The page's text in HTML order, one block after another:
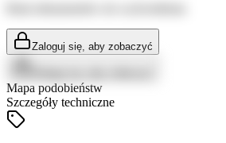
Zaloguj się, aby zobaczyć
Mapa podobieństw
Szczegóły techniczne